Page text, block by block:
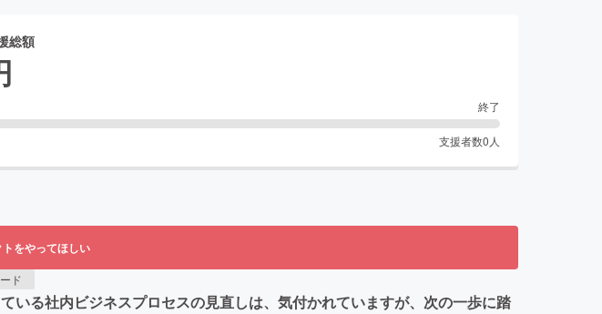
総額
終了
支援者数0 人
をやってほしい
ド
る社内ビジネスプロセスの見直しは、気付かれていますが、次の一歩に踏